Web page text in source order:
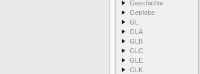
Geschichte
Getriebe
GL
GLA
GLB
GLC
GLE
GLK